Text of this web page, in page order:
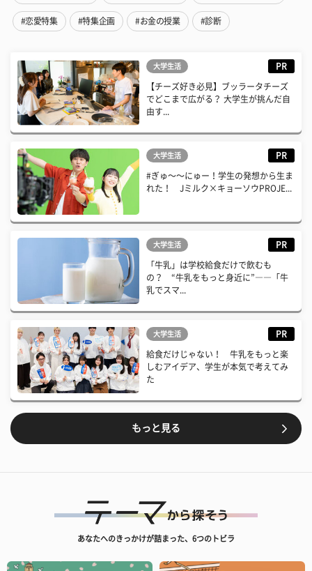
#恋愛特集 #特集企画 #お金の授業 #診断
大学生活 PR
【チーズ好き必見】ブッラータチーズ
でどこまで広がる？ 大学生が挑んだ自
由す...
大学生活 PR
#ぎゅ〜〜にゅー！学生の発想から生ま
れた！ Jミルク×キョーソウPROJE...
大学生活 PR
「牛乳」は学校給食だけで飲むも
の？ “牛乳をもっと身近に”――「牛
乳でスマ...
大学生活 PR
給食だけじゃない！ 牛乳をもっと楽
しむアイデア、学生が本気で考えてみ
た
もっと見る
あなたへのきっかけが詰まった、6つのトビラ